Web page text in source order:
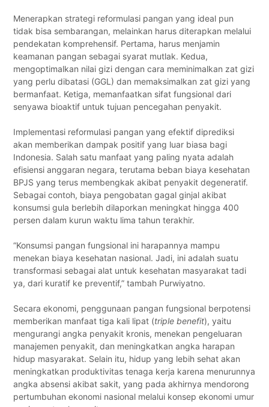
Menerapkan strategi reformulasi pangan yang ideal pun
tidak bisa sembarangan, melainkan harus diterapkan melalui
pendekatan komprehensif. Pertama, harus menjamin
keamanan pangan sebagai syarat mutlak. Kedua,
mengoptimalkan nilai gizi dengan cara meminimalkan zat gizi
yang perlu dibatasi (GGL) dan memaksimalkan zat gizi yang
bermanfaat. Ketiga, memanfaatkan sifat fungsional dari
senyawa bioaktif untuk tujuan pencegahan penyakit.
Implementasi reformulasi pangan yang efektif diprediksi
akan memberikan dampak positif yang luar biasa bagi
Indonesia. Salah satu manfaat yang paling nyata adalah
efisiensi anggaran negara, terutama beban biaya kesehatan
BPJS yang terus membengkak akibat penyakit degeneratif.
Sebagai contoh, biaya pengobatan gagal ginjal akibat
konsumsi gula berlebih dilaporkan meningkat hingga 400
persen dalam kurun waktu lima tahun terakhir.
“Konsumsi pangan fungsional ini harapannya mampu
menekan biaya kesehatan nasional. Jadi, ini adalah suatu
transformasi sebagai alat untuk kesehatan masyarakat tadi
ya, dari kuratif ke preventif,” tambah Purwiyatno.
Secara ekonomi, penggunaan pangan fungsional berpotensi
memberikan manfaat tiga kali lipat (triple benefit), yaitu
mengurangi angka penyakit kronis, menekan pengeluaran
manajemen penyakit, dan meningkatkan angka harapan
hidup masyarakat. Selain itu, hidup yang lebih sehat akan
meningkatkan produktivitas tenaga kerja karena menurunnya
angka absensi akibat sakit, yang pada akhirnya mendorong
pertumbuhan ekonomi nasional melalui konsep ekonomi umur